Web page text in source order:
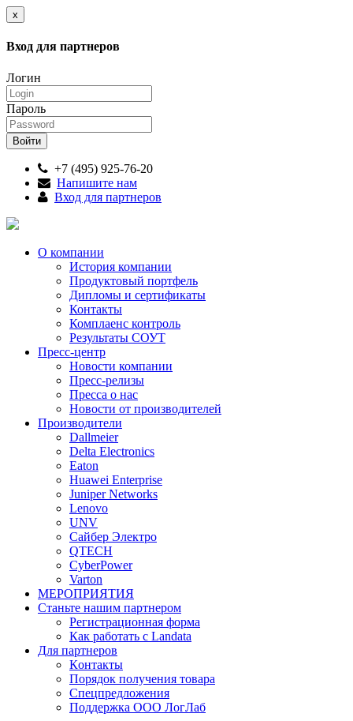
x
Вход для партнеров
Логин
Пароль
+7 (495) 925-76-20
Напишите нам
Вход для партнеров
О компании
История компании
Продуктовый портфель
Дипломы и сертификаты
Контакты
Комплаенс контроль
Результаты СОУТ
Пресс-центр
Новости компании
Пресс-релизы
Пресса о нас
Новости от производителей
Производители
Dallmeier
Delta Electronics
Eaton
Huawei Enterprise
Juniper Networks
Lenovo
UNV
Сайбер Электро
QTECH
CyberPower
Varton
МЕРОПРИЯТИЯ
Станьте нашим партнером
Регистрационная форма
Как работать с Landata
Для партнеров
Кoнтaкты
Порядок получения товара
Спецпредложения
Поддержка ООО ЛогЛаб